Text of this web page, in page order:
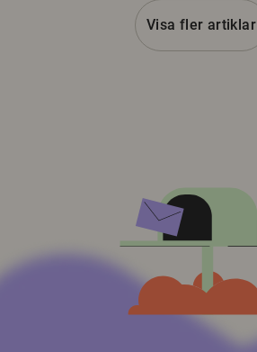
Visa fler artiklar